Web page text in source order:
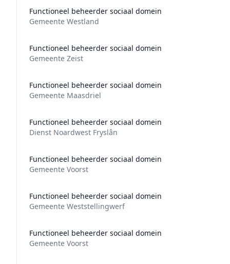
Functioneel beheerder sociaal domein
Gemeente Westland
Functioneel beheerder sociaal domein
Gemeente Zeist
Functioneel beheerder sociaal domein
Gemeente Maasdriel
Functioneel beheerder sociaal domein
Dienst Noardwest Fryslân
Functioneel beheerder sociaal domein
Gemeente Voorst
Functioneel beheerder sociaal domein
Gemeente Weststellingwerf
Functioneel beheerder sociaal domein
Gemeente Voorst